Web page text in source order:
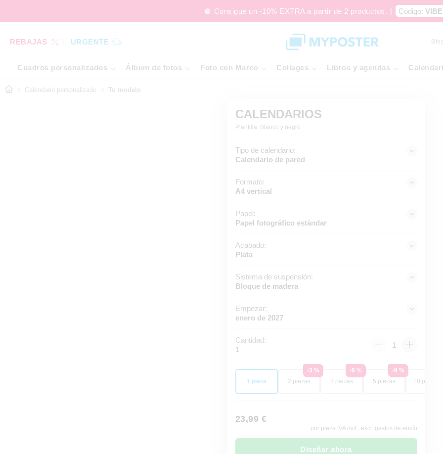
🪩 Consigue un -10% EXTRA a partir de 2 productos. | Código:
REBAJAS URGENTE
Cuadros personalizados Álbum de fotos Foto con Marco Collages Libros y agendas
Calendario personalizado Tu modelo
CALENDARIOS
Plantilla: Blanco y negro
Tipo de calendario:
Calendario de pared
Formato:
A4 vertical
Papel:
Papel fotográfico estándar
Acabado:
Plata
Sistema de suspensión:
Bloque de madera
Empezar:
enero de 2027
Cantidad:
1
1 pieza
-3 %
2 piezas
-6 %
3 piezas
-9 %
5 piezas
10 piezas
23,99 €
por pieza IVA incl., excl. gastos de envío
Diseñar ahora